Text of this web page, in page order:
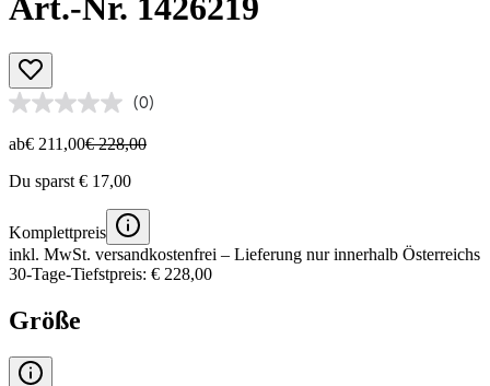
(0)
ab€ 211,00€ 228,00
Du sparst € 17,00
Komplettpreis
inkl. MwSt. versandkostenfrei – Lieferung nur innerhalb Österreichs
30-Tage-Tiefstpreis: € 228,00
Größe